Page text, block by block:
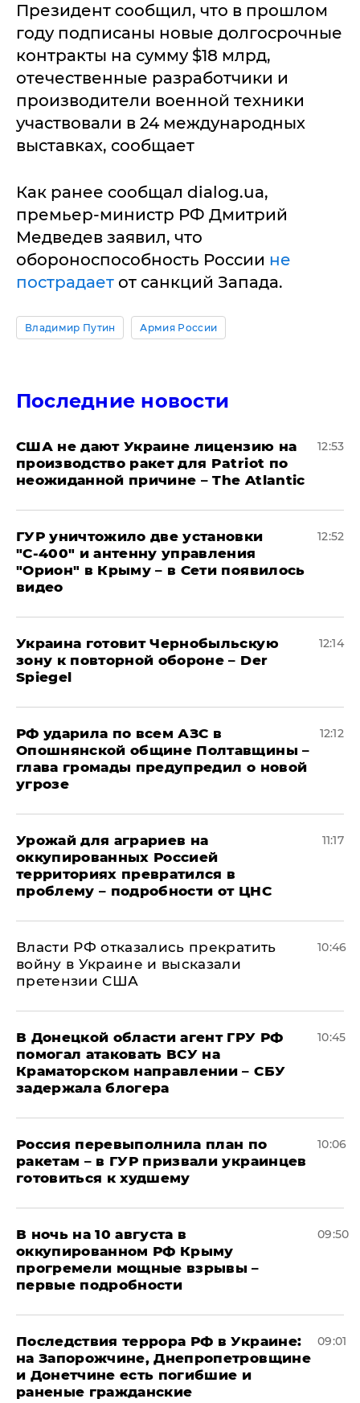
Президент сообщил, что в прошлом
году подписаны новые долгосрочные
контракты на сумму $18 млрд,
отечественные разработчики и
производители военной техники
участвовали в 24 международных
выставках, сообщает
Как ранее сообщал dialog.ua,
премьер-министр РФ Дмитрий
Медведев заявил, что
обороноспособность России не
пострадает от санкций Запада.
Владимир Путин Армия России
Последние новости
США не дают Украине лицензию на
производство ракет для Patriot по
неожиданной причине – The Atlantic
12:53
ГУР уничтожило две установки
"С‑400" и антенну управления
"Орион" в Крыму – в Сети появилось
видео
12:52
Украина готовит Чернобыльскую
зону к повторной обороне – Der
Spiegel
12:14
РФ ударила по всем АЗС в
Опошнянской общине Полтавщины –
глава громады предупредил о новой
угрозе
12:12
Урожай для аграриев на
оккупированных Россией
территориях превратился в
проблему – подробности от ЦНС
11:17
Власти РФ отказались прекратить
войну в Украине и высказали
претензии США
10:46
В Донецкой области агент ГРУ РФ
помогал атаковать ВСУ на
Краматорском направлении – СБУ
задержала блогера
10:45
Россия перевыполнила план по
ракетам – в ГУР призвали украинцев
готовиться к худшему
10:06
В ночь на 10 августа в
оккупированном РФ Крыму
прогремели мощные взрывы –
первые подробности
09:50
Последствия террора РФ в Украине:
на Запорожчине, Днепропетровщине
и Донетчине есть погибшие и
раненые гражданские
09:01